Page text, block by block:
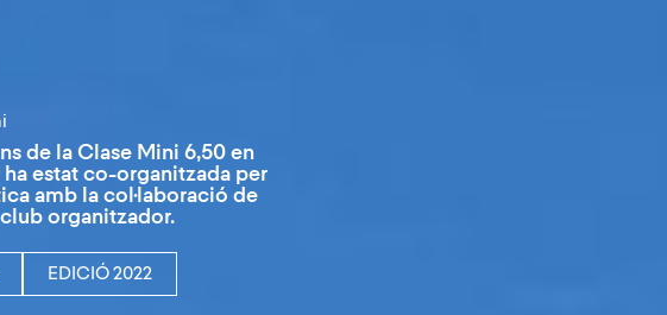
de la Clase Mini 6,50 en
ha estat co-organitzada per
amb la col·laboració de
organitzador.
EDICIÓ 2022